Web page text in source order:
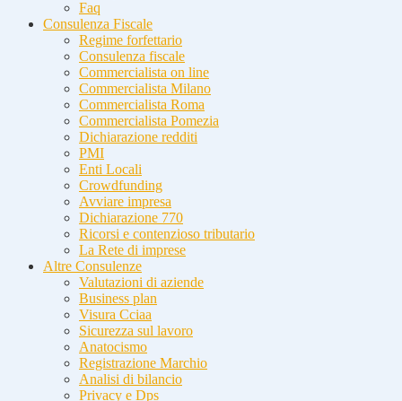
Faq
Consulenza Fiscale
Regime forfettario
Consulenza fiscale
Commercialista on line
Commercialista Milano
Commercialista Roma
Commercialista Pomezia
Dichiarazione redditi
PMI
Enti Locali
Crowdfunding
Avviare impresa
Dichiarazione 770
Ricorsi e contenzioso tributario
La Rete di imprese
Altre Consulenze
Valutazioni di aziende
Business plan
Visura Cciaa
Sicurezza sul lavoro
Anatocismo
Registrazione Marchio
Analisi di bilancio
Privacy e Dps